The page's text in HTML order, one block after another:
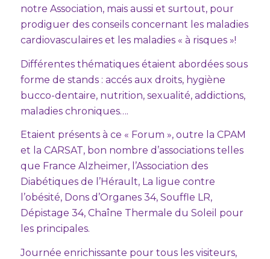
notre Association, mais aussi et surtout, pour
prodiguer des conseils concernant les maladies
cardiovasculaires et les maladies « à risques »!
Différentes thématiques étaient abordées sous
forme de stands : accés aux droits, hygiène
bucco-dentaire, nutrition, sexualité, addictions,
maladies chroniques….
Etaient présents à ce « Forum », outre la CPAM
et la CARSAT, bon nombre d’associations telles
que France Alzheimer, l’Association des
Diabétiques de l’Hérault, La ligue contre
l’obésité, Dons d’Organes 34, Souffle LR,
Dépistage 34, Chaîne Thermale du Soleil pour
les principales.
Journée enrichissante pour tous les visiteurs,